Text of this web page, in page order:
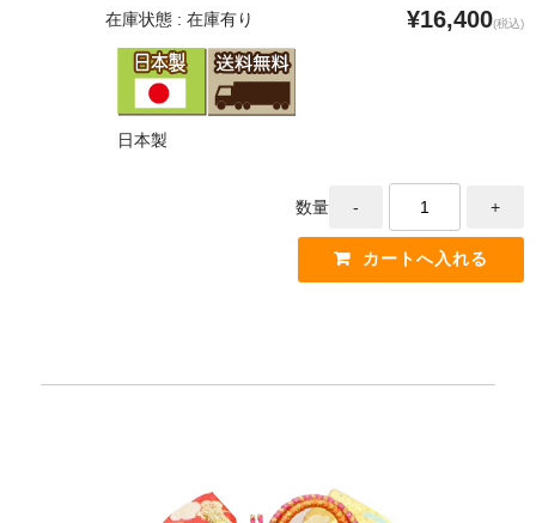
在庫状態 : 在庫有り ¥16,400(税込)
日本製
数量